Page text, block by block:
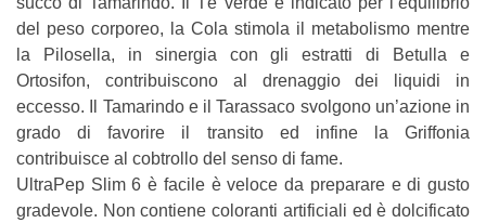
del peso corporeo, la Cola stimola il metabolismo mentre
la Pilosella, in sinergia con gli estratti di Betulla e
Ortosifon, contribuiscono al drenaggio dei liquidi in
eccesso. Il Tamarindo e il Tarassaco svolgono un’azione in
grado di favorire il transito ed infine la Griffonia
contribuisce al cobtrollo del senso di fame.
UltraPep Slim 6 è facile è veloce da preparare e di gusto
gradevole. Non contiene coloranti artificiali ed è dolcificato